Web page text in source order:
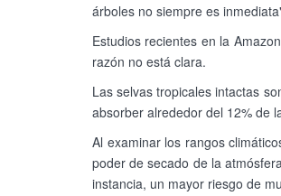
árboles no siempre es
Estudios recientes en la
razón no está clara.
Las selvas tropicales intactas
absorber alrededor del 12% de
Al examinar los rangos
poder de secado de la
instancia, un mayor riesgo de